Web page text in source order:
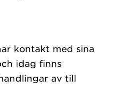
kontakt med sina
idag finns
av till